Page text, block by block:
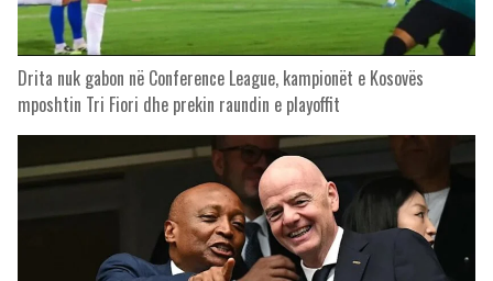
Drita nuk gabon në Conference League, kampionët e Kosovës
mposhtin Tri Fiori dhe prekin raundin e playoffit